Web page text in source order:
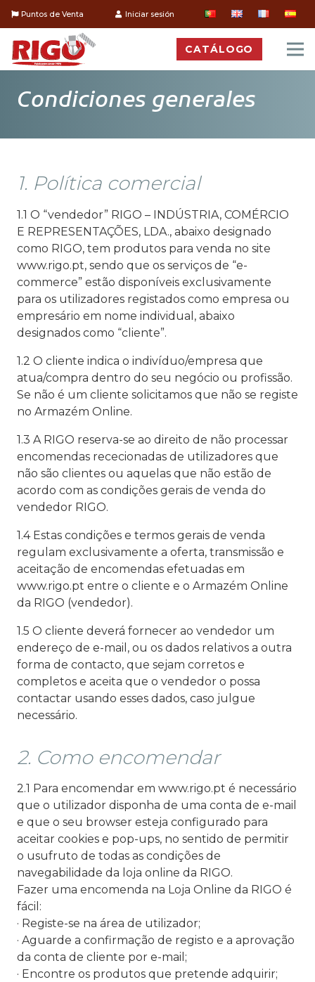
Puntos de Venta Iniciar sesión
CATÁLOGO
Condiciones generales
1. Política comercial
1.1 O “vendedor” RIGO – INDÚSTRIA, COMÉRCIO
E REPRESENTAÇÕES, LDA., abaixo designado
como RIGO, tem produtos para venda no site
www.rigo.pt, sendo que os serviços de “e-
commerce” estão disponíveis exclusivamente
para os utilizadores registados como empresa ou
empresário em nome individual, abaixo
designados como “cliente”.
1.2 O cliente indica o indivíduo/empresa que
atua/compra dentro do seu negócio ou profissão.
Se não é um cliente solicitamos que não se registe
no Armazém Online.
1.3 A RIGO reserva-se ao direito de não processar
encomendas rececionadas de utilizadores que
não são clientes ou aquelas que não estão de
acordo com as condições gerais de venda do
vendedor RIGO.
1.4 Estas condições e termos gerais de venda
regulam exclusivamente a oferta, transmissão e
aceitação de encomendas efetuadas em
www.rigo.pt entre o cliente e o Armazém Online
da RIGO (vendedor).
1.5 O cliente deverá fornecer ao vendedor um
endereço de e-mail, ou os dados relativos a outra
forma de contacto, que sejam corretos e
completos e aceita que o vendedor o possa
contactar usando esses dados, caso julgue
necessário.
2. Como encomendar
2.1 Para encomendar em www.rigo.pt é necessário
que o utilizador disponha de uma conta de e-mail
e que o seu browser esteja configurado para
aceitar cookies e pop-ups, no sentido de permitir
o usufruto de todas as condições de
navegabilidade da loja online da RIGO.
Fazer uma encomenda na Loja Online da RIGO é
fácil:
· Registe-se na área de utilizador;
· Aguarde a confirmação de registo e a aprovação
da conta de cliente por e-mail;
· Encontre os produtos que pretende adquirir;